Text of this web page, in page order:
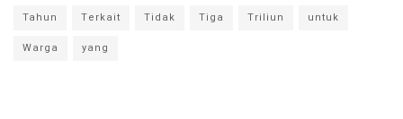
Tahun
Terkait Tidak Tiga Triliun
untuk
Warga
yang